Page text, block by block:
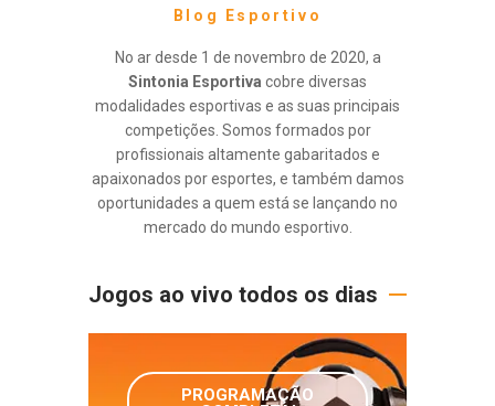
Blog Esportivo
No ar desde 1 de novembro de 2020, a
Sintonia Esportiva cobre diversas
modalidades esportivas e as suas principais
competições. Somos formados por
profissionais altamente gabaritados e
apaixonados por esportes, e também damos
oportunidades a quem está se lançando no
mercado do mundo esportivo.
Jogos ao vivo todos os dias
PROGRAMAÇÃO